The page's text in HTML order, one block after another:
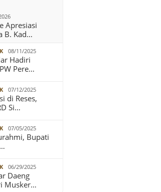
Apresiasi
B. Kad…
08/11/2025
Hadiri
Pere…
07/12/2025
di Reses,
Si…
07/05/2025
Bupati
06/29/2025
Daeng
Musker…